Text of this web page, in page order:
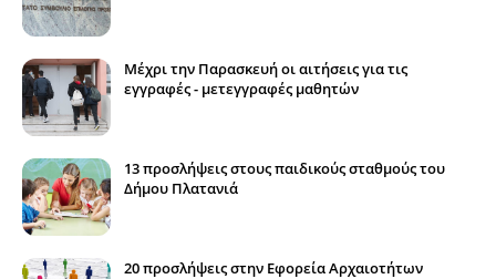
Μέχρι την Παρασκευή οι αιτήσεις για τις
εγγραφές - μετεγγραφές μαθητών
13 προσλήψεις στους παιδικούς σταθμούς του
Δήμου Πλατανιά
20 προσλήψεις στην Εφορεία Αρχαιοτήτων